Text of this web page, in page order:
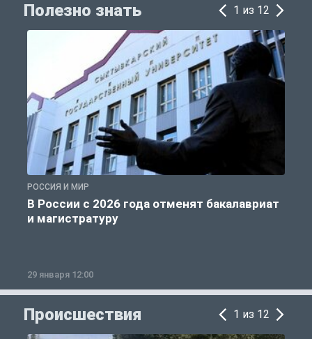
Полезно знать 1 из 12
РОССИЯ И МИР
В России с 2026 года отменят бакалавриат
и магистратуру
29 января 12:00
Происшествия 1 из 12